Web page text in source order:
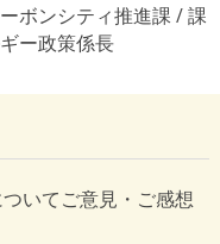
ボンシティ推進課 / 課
ー政策係長
いてご意見・ご感想